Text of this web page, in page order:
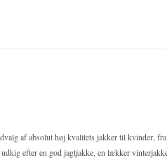
af absolut høj kvalitets jakker til kvinder,
efter en god jagtjakke, enlækker